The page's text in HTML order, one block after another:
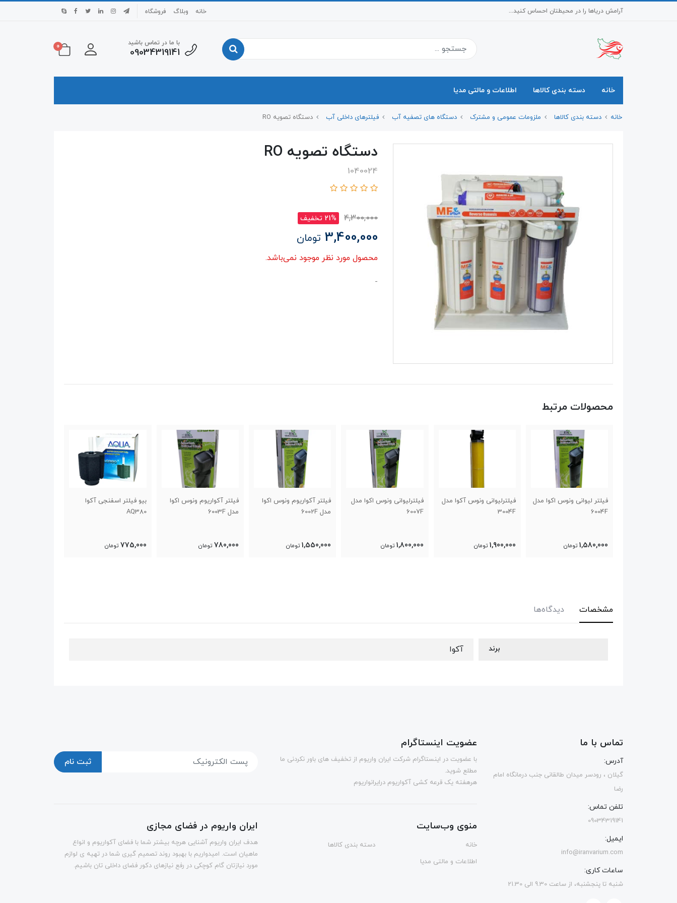
آرامش دریاها را در محیطتان احساس کنید... خانه وبلاگ فروشگاه
با ما در تماس باشید
09034319141
0
خانه دسته بندی کالاها اطلاعات و مالتی مدیا
خانه دسته بندی کالاها ملزومات عمومی و مشترک دستگاه های تصفیه آب فیلترهای داخلی آب دستگاه تصویه RO
دستگاه تصویه RO
1040024
4,300,000 21% تخفیف
3,400,000 تومان
محصول مورد نظر موجود نمی‌باشد.
-
محصولات مرتبط
فیلتر لیوانی ونوس اکوا مدل
1,580,000 تومان
فیلترلیوانی ونوس آکوا مدل
تومان
فیلترلیوانی ونوس اکوا مدل
تومان
فیلتر آکواریوم ونوس اکوا
1,550,000 تومان
فیلتر آکواریوم ونوس اکوا
تومان
بیو فیلتر اسفنجی آکوا
تومان
مشخصات دیدگاه‌ها
برند آکوا
تماس با ما
آدرس:
گیلان ، رودسر میدان طالقانی جنب درمانگاه امام
رضا
تلفن تماس:
09034319141
ایمیل:
info@iranvarium.com
ساعات کاری:
شنبه تا پنجشنبه، از ساعت 9.30 الی 21.30
عضویت اینستاگرام
با عضویت در اینستاگرام شرکت ایران واریوم از تخفیف های باور نکردنی ما
مطلع شوید.
هرهفته یک قرعه کشی آکواریوم درایرانواریوم
ثبت نام
منوی وب‌سایت
خانه
دسته بندی کالاها
اطلاعات و مالتی مدیا
ایران واریوم در فضای مجازی
هدف ایران واریوم آشنایی هرچه بیشتر شما با فضای آکواریوم و انواع
ماهیان است. امیدواریم با بهبود روند تصمیم گیری شما در تهیه ی لوازم
مورد نیازتان گام کوچکی در رفع نیازهای دکور فضای داخلی تان باشیم.